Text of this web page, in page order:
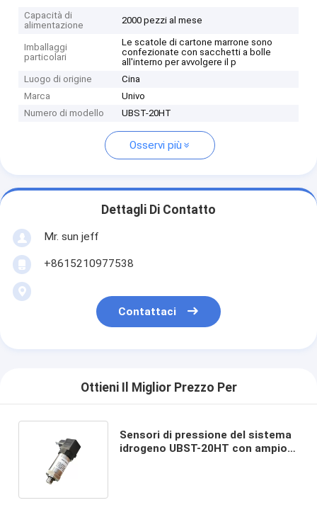
Capacità di
alimentazione
2000 pezzi al mese
Imballaggi
particolari
Le scatole di cartone marrone sono
confezionate con sacchetti a bolle
all'interno per avvolgere il p
Luogo di origine
Cina
Marca
Univo
Numero di modello
UBST-20HT
Osservi più
Dettagli Di Contatto
Mr. sun jeff
+8615210977538
Contattaci
Ottieni Il Miglior Prezzo Per
Sensori di pressione del sistema
idrogeno UBST-20HT con ampio